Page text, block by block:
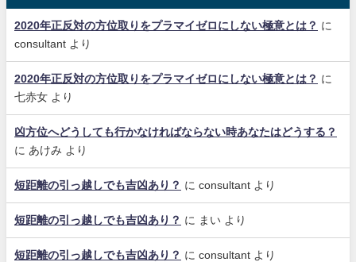
2020年正反対の方位取りをプラマイゼロにしない極意とは？ に
consultant より
2020年正反対の方位取りをプラマイゼロにしない極意とは？ に
七赤女 より
凶方位へどうしても行かなければならない時あなたはどうする？
に あけみ より
短距離の引っ越しでも吉凶あり？ に consultant より
短距離の引っ越しでも吉凶あり？ に まい より
短距離の引っ越しでも吉凶あり？ に consultant より